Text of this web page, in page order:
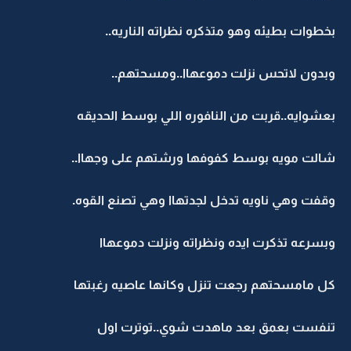
بخطوات بطيئه وهو متذكره نظراته الناريه..
وبدون لاتحس نزلت دموعهاا..ومسحتهم..
بعشوايه..قربت من النافوره اللي بوسط الحديقه
شالت مويه بوسط كفوفها ورشتهم على وجهاا..
وقفت وهي ناويه تدخل لجدتهاا وهي تصنع القوه.
وبسرعه تذكرت ايده ونظراته ونزلت دموعهاا
كل مامسحتهم رجعت تنزل وكانها عاصيه رغبتها
تنفست بعمق بعد ماهدت شوي..توترت اول